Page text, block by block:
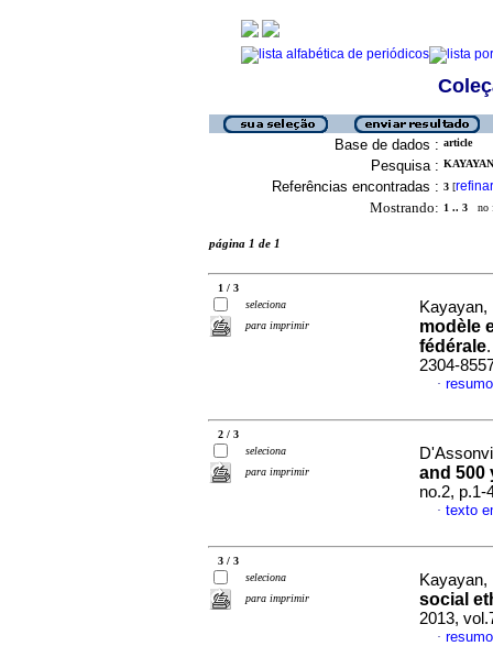
Base de dados : article
Pesquisa :
Referências encontradas : 3 [refinar
Mostrando: 1 .. 3 no
página 1 de 1
1 / 3
seleciona
para imprimir
modèle
fédérale
2304-
·
2 / 3
seleciona
para imprimir
and 500
no.2, p.1-
· texto
3 / 3
seleciona
para imprimir
social
2013,
·